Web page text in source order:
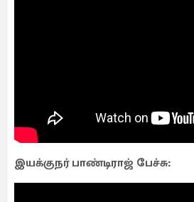
இயக்குநர் பாண்டிராஜ் பேச்சு: